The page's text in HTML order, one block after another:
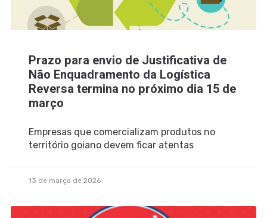
Prazo para envio de Justificativa de
Não Enquadramento da Logística
Reversa termina no próximo dia 15 de
março
Empresas que comercializam produtos no
território goiano devem ficar atentas
13 de março de 2026